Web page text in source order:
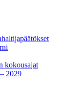
kokousajat
2029